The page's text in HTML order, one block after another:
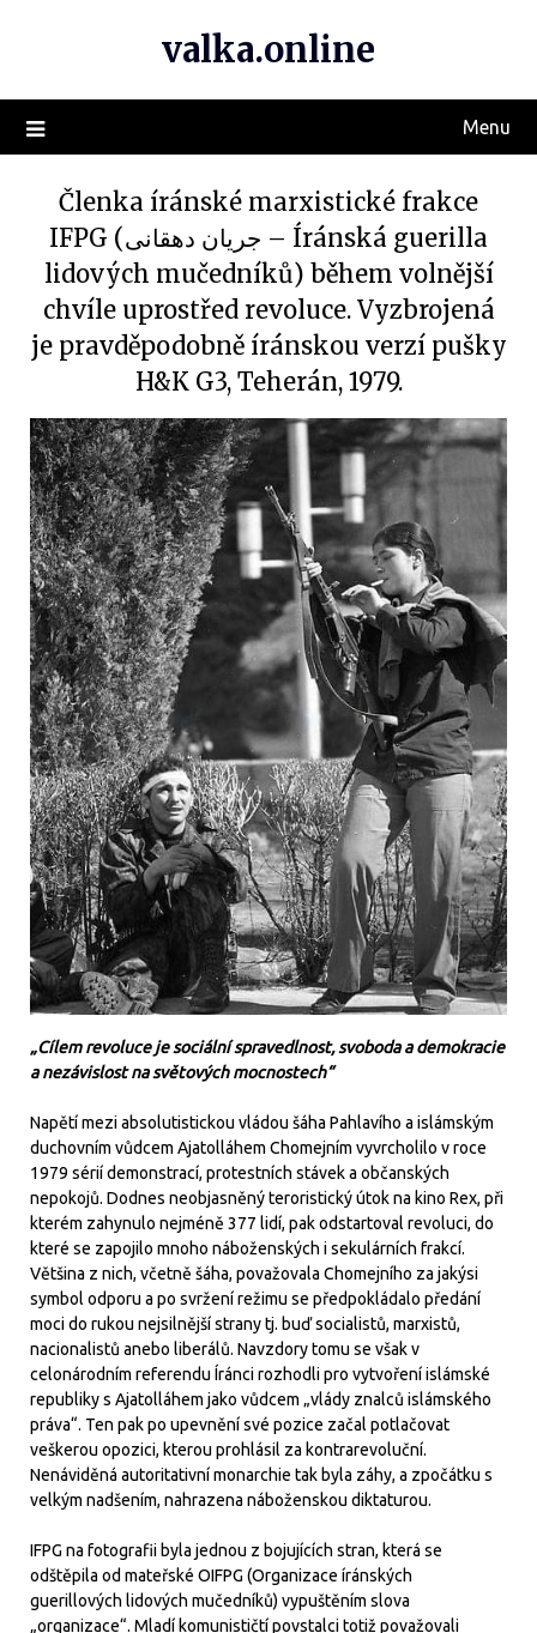
valka.online
Menu
Členka íránské marxistické frakce
IFPG (جریان دهقانی – Íránská guerilla
lidových mučedníků) během volnější
chvíle uprostřed revoluce. Vyzbrojená
je pravděpodobně íránskou verzí pušky
H&K G3, Teherán, 1979.
„Cílem revoluce je sociální spravedlnost, svoboda a demokracie
a nezávislost na světových mocnostech“
Napětí mezi absolutistickou vládou šáha Pahlavího a islámským
duchovním vůdcem Ajatolláhem Chomejním vyvrcholilo v roce
1979 sérií demonstrací, protestních stávek a občanských
nepokojů. Dodnes neobjasněný teroristický útok na kino Rex, při
kterém zahynulo nejméně 377 lidí, pak odstartoval revoluci, do
které se zapojilo mnoho náboženských i sekulárních frakcí.
Většina z nich, včetně šáha, považovala Chomejního za jakýsi
symbol odporu a po svržení režimu se předpokládalo předání
moci do rukou nejsilnější strany tj. buď socialistů, marxistů,
nacionalistů anebo liberálů. Navzdory tomu se však v
celonárodním referendu Íránci rozhodli pro vytvoření islámské
republiky s Ajatolláhem jako vůdcem „vlády znalců islámského
práva“. Ten pak po upevnění své pozice začal potlačovat
veškerou opozici, kterou prohlásil za kontrarevoluční.
Nenáviděná autoritativní monarchie tak byla záhy, a zpočátku s
velkým nadšením, nahrazena náboženskou diktaturou.
IFPG na fotografii byla jednou z bojujících stran, která se
odštěpila od mateřské OIFPG (Organizace íránských
guerillových lidových mučedníků) vypuštěním slova
„organizace“. Mladí komunističtí povstalci totiž považovali